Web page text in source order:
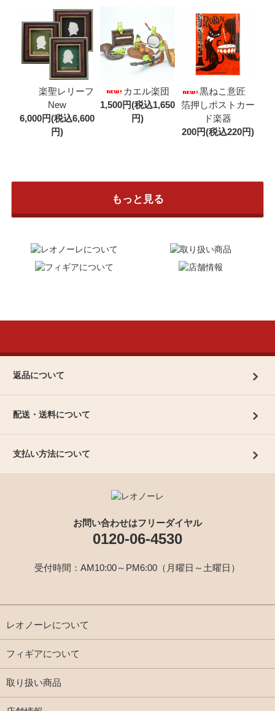
楽聖レリーフ
New
6,000円(税込6,600
円)
カエル楽団
1,500円(税込1,650
円)
黒ねこ意匠
箔押しポストカー
ド楽器
200円(税込220円)
もっと見る
返品について
配送・送料について
支払い方法について
お問い合わせはフリーダイヤル
0120-06-4530
受付時間：AM10:00～PM6:00（月曜日～土曜日）
レオノーレについて
フィギアについて
取り扱い商品